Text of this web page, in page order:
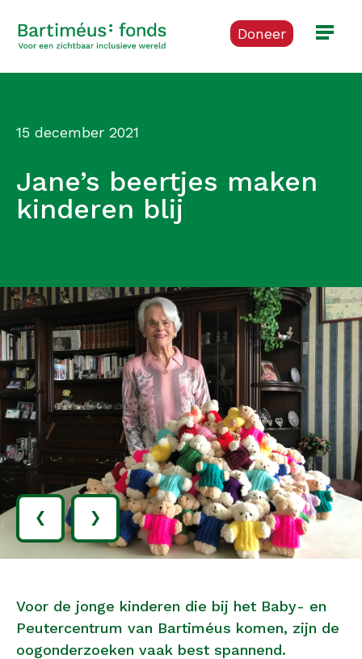
Doneer
Jane’s beertjes maken
kinderen blij
15 december 2021
‹ ›
Voor de jonge kinderen die bij het Baby- en
Peutercentrum van Bartiméus komen, zijn de
oogonderzoeken vaak best spannend.